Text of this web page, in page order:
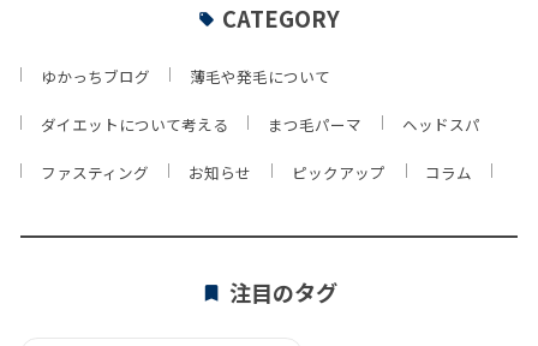
CATEGORY
ゆかっちブログ 薄毛や発毛について
ダイエットについて考える まつ毛パーマ ヘッドスパ
ファスティング お知らせ ピックアップ コラム
注目のタグ